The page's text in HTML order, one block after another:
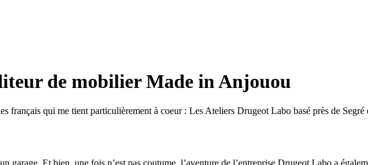
de mobilier Made in Anjouou
français qui me tient particulièrement à coeur : Les Ateliers Drugeot Labo basé près de